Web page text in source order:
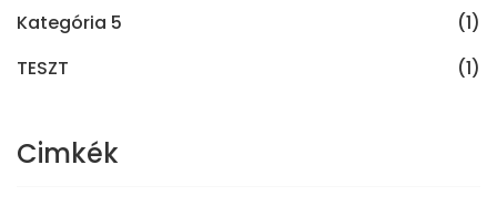
Kategória 5
(1)
TESZT
(1)
Cimkék